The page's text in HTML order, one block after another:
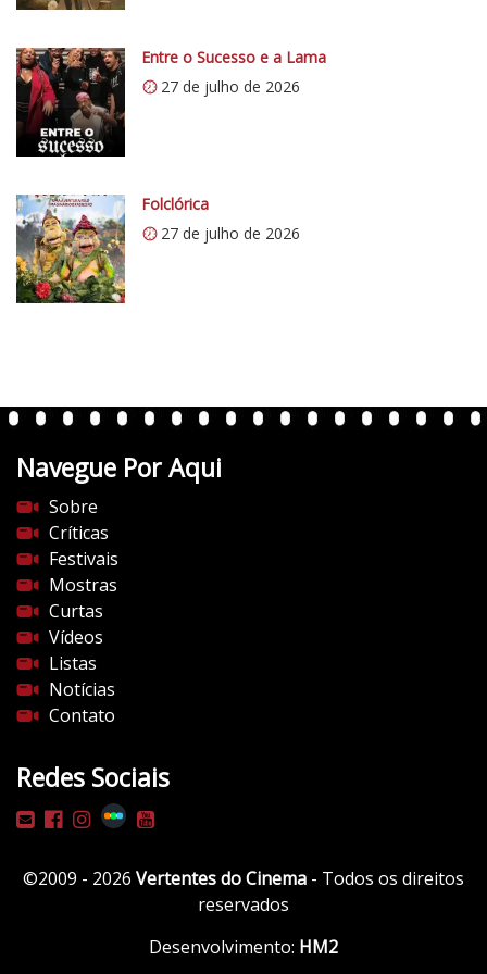
0
.
w
p
.
o
m
/
v
e
n
e
d
o
c
i
n
e
m
a
.
o
m
/
p
Entre o Sucesso e a Lama
27 de julho de 2026
Folclórica
27 de julho de 2026
Navegue Por Aqui
Sobre
Críticas
Festivais
Mostras
Curtas
Vídeos
Listas
Notícias
Contato
Redes Sociais
©2009 - 2026 Vertentes do Cinema - Todos os direitos
reservados
Desenvolvimento: HM2